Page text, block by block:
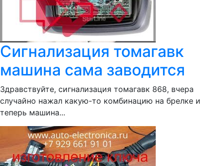
Сигнализация томагавк
машина сама заводится
Здравствуйте, сигнализация томагавк 868, вчера
случайно нажал какую-то комбинацию на брелке и
теперь машина...